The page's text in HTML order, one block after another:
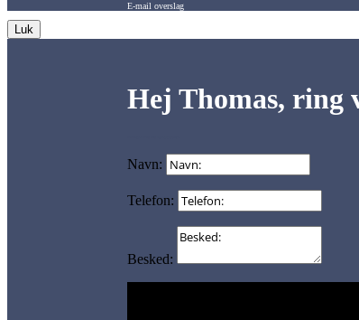
E-mail overslag
Luk
Hej Thomas, ring
Navn:
Telefon:
Besked: